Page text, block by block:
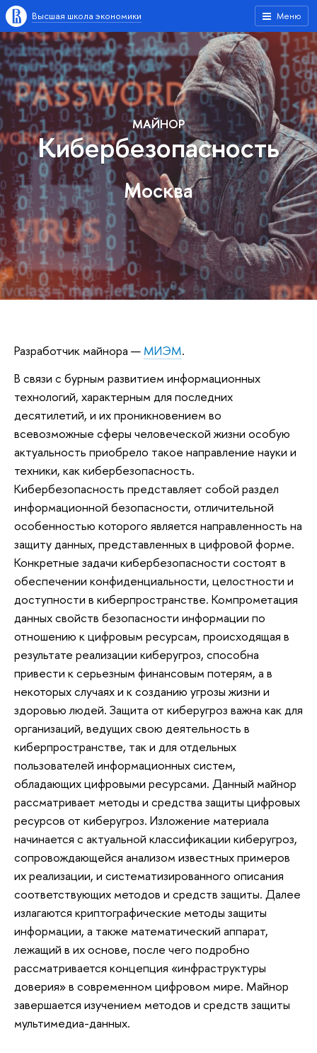
Меню
Высшая школа экономики
МАЙНОР
Кибербезопасность
Москва
Разработчик майнора — МИЭМ.
В связи с бурным развитием информационных
технологий, характерным для последних
десятилетий, и их проникновением во
всевозможные сферы человеческой жизни особую
актуальность приобрело такое направление науки и
техники, как кибербезопасность.
Кибербезопасность представляет собой раздел
информационной безопасности, отличительной
особенностью которого является направленность на
защиту данных, представленных в цифровой форме.
Конкретные задачи кибербезопасности состоят в
обеспечении конфиденциальности, целостности и
доступности в киберпространстве. Компрометация
данных свойств безопасности информации по
отношению к цифровым ресурсам, происходящая в
результате реализации киберугроз, способна
привести к серьезным финансовым потерям, а в
некоторых случаях и к созданию угрозы жизни и
здоровью людей. Защита от киберугроз важна как для
организаций, ведущих свою деятельность в
киберпространстве, так и для отдельных
пользователей информационных систем,
обладающих цифровыми ресурсами. Данный майнор
рассматривает методы и средства защиты цифровых
ресурсов от киберугроз. Изложение материала
начинается с актуальной классификации киберугроз,
сопровождающейся анализом известных примеров
их реализации, и систематизированного описания
соответствующих методов и средств защиты. Далее
излагаются криптографические методы защиты
информации, а также математический аппарат,
лежащий в их основе, после чего подробно
рассматривается концепция «инфраструктуры
доверия» в современном цифровом мире. Майнор
завершается изучением методов и средств защиты
мультимедиа-данных.